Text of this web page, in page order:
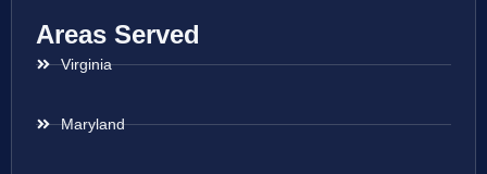
Areas Served
Virginia
Maryland